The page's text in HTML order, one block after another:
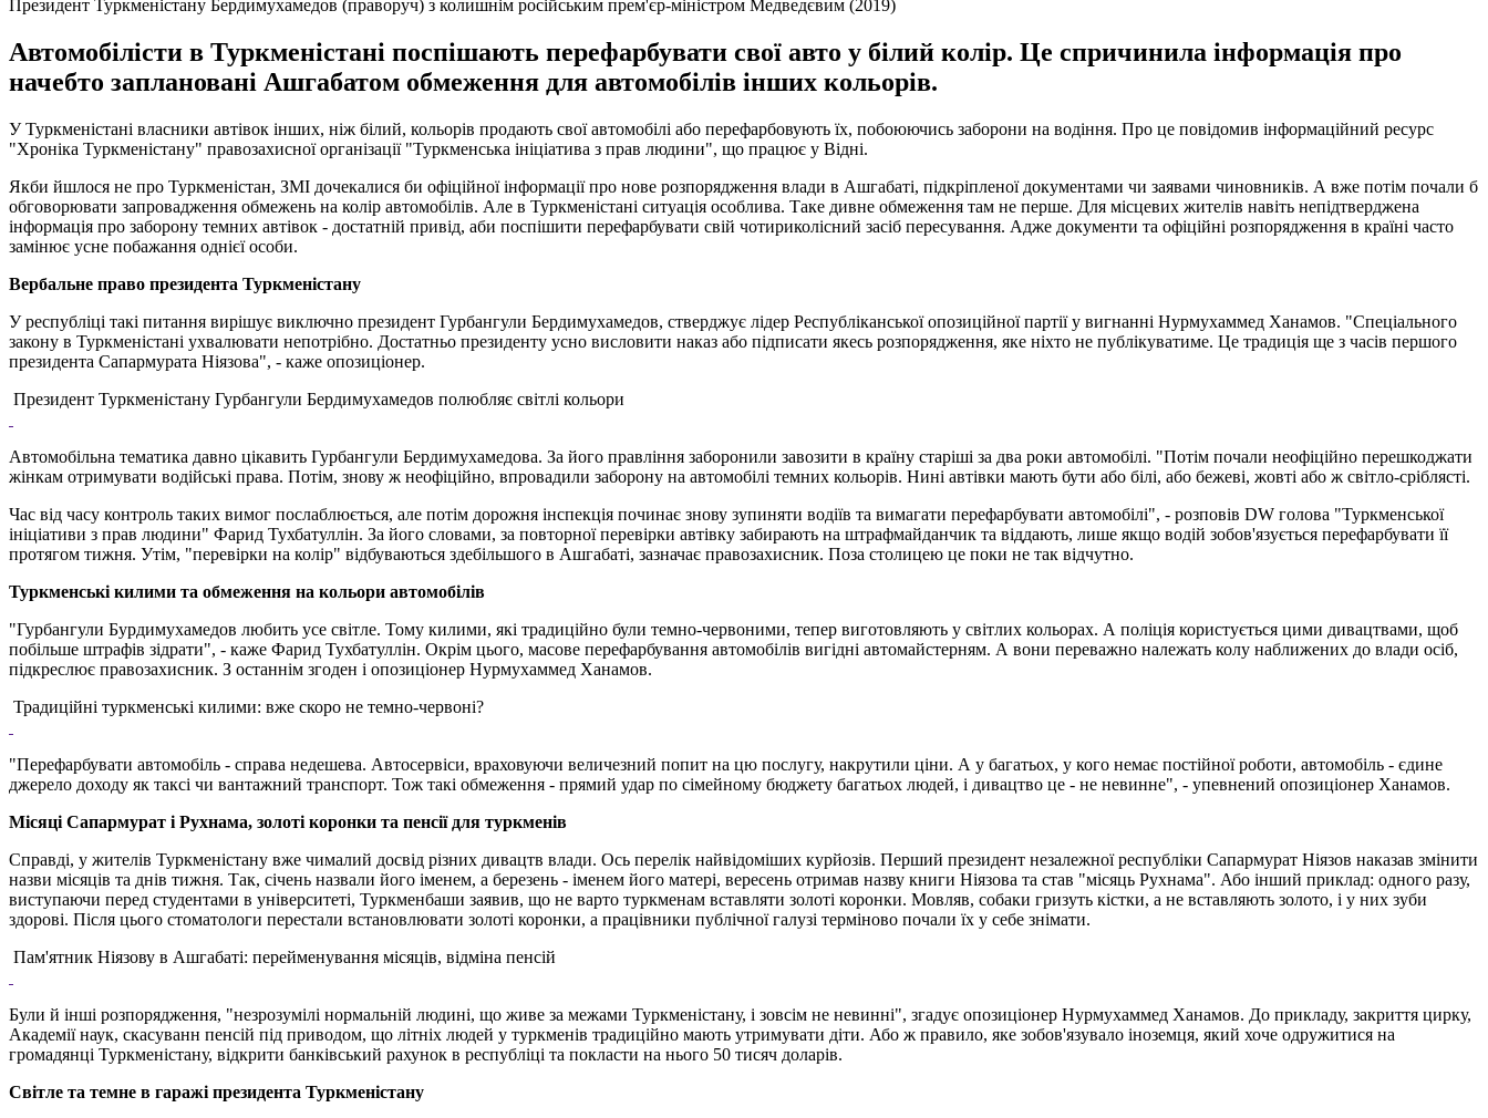
Президент Туркменістану Бердимухамедов (праворуч) з колишнім російським прем'єр-міністром Медведєвим (2019)
Автомобілісти в Туркменістані поспішають перефарбувати свої авто у білий колір. Це спричинила інформація про
начебто заплановані Ашгабатом обмеження для автомобілів інших кольорів.
У Туркменістані власники автівок інших, ніж білий, кольорів продають свої автомобілі або перефарбовують їх, побоюючись заборони на водіння. Про це повідомив інформаційний ресурс
"Хроніка Туркменістану" правозахисної організації "Туркменська ініціатива з прав людини", що працює у Відні.
Якби йшлося не про Туркменістан, ЗМІ дочекалися би офіційної інформації про нове розпорядження влади в Ашгабаті, підкріпленої документами чи заявами чиновників. А вже потім почали б
обговорювати запровадження обмежень на колір автомобілів. Але в Туркменістані ситуація особлива. Таке дивне обмеження там не перше. Для місцевих жителів навіть непідтверджена
інформація про заборону темних автівок - достатній привід, аби поспішити перефарбувати свій чотириколісний засіб пересування. Адже документи та офіційні розпорядження в країні часто
замінює усне побажання однієї особи.
Вербальне право президента Туркменістану
У республіці такі питання вирішує виключно президент Гурбангули Бердимухамедов, стверджує лідер Республіканської опозиційної партії у вигнанні Нурмухаммед Ханамов. "Спеціального
закону в Туркменістані ухвалювати непотрібно. Достатньо президенту усно висловити наказ або підписати якесь розпорядження, яке ніхто не публікуватиме. Це традиція ще з часів першого
президента Сапармурата Ніязова", - каже опозиціонер.
Президент Туркменістану Гурбангули Бердимухамедов полюбляє світлі кольори
Автомобільна тематика давно цікавить Гурбангули Бердимухамедова. За його правління заборонили завозити в країну старіші за два роки автомобілі. "Потім почали неофіційно перешкоджати
жінкам отримувати водійські права. Потім, знову ж неофіційно, впровадили заборону на автомобілі темних кольорів. Нині автівки мають бути або білі, або бежеві, жовті або ж світло-сріблясті.
Час від часу контроль таких вимог послаблюється, але потім дорожня інспекція починає знову зупиняти водіїв та вимагати перефарбувати автомобілі", - розповів DW голова "Туркменської
ініціативи з прав людини" Фарид Тухбатуллін. За його словами, за повторної перевірки автівку забирають на штрафмайданчик та віддають, лише якщо водій зобов'язується перефарбувати її
протягом тижня. Утім, "перевірки на колір" відбуваються здебільшого в Ашгабаті, зазначає правозахисник. Поза столицею це поки не так відчутно.
Туркменські килими та обмеження на кольори автомобілів
"Гурбангули Бурдимухамедов любить усе світле. Тому килими, які традиційно були темно-червоними, тепер виготовляють у світлих кольорах. А поліція користується цими дивацтвами, щоб
побільше штрафів зідрати", - каже Фарид Тухбатуллін. Окрім цього, масове перефарбування автомобілів вигідні автомайстерням. А вони переважно належать колу наближених до влади осіб,
підкреслює правозахисник. З останнім згоден і опозиціонер Нурмухаммед Ханамов.
Традиційні туркменські килими: вже скоро не темно-червоні?
"Перефарбувати автомобіль - справа недешева. Автосервіси, враховуючи величезний попит на цю послугу, накрутили ціни. А у багатьох, у кого немає постійної роботи, автомобіль - єдине
джерело доходу як таксі чи вантажний транспорт. Тож такі обмеження - прямий удар по сімейному бюджету багатьох людей, і дивацтво це - не невинне", - упевнений опозиціонер Ханамов.
Місяці Сапармурат і Рухнама, золоті коронки та пенсії для туркменів
Справді, у жителів Туркменістану вже чималий досвід різних дивацтв влади. Ось перелік найвідоміших курйозів. Перший президент незалежної республіки Сапармурат Ніязов наказав змінити
назви місяців та днів тижня. Так, січень назвали його іменем, а березень - іменем його матері, вересень отримав назву книги Ніязова та став "місяць Рухнама". Або інший приклад: одного разу,
виступаючи перед студентами в університеті, Туркменбаши заявив, що не варто туркменам вставляти золоті коронки. Мовляв, собаки гризуть кістки, а не вставляють золото, і у них зуби
здорові. Після цього стоматологи перестали встановлювати золоті коронки, а працівники публічної галузі терміново почали їх у себе знімати.
Пам'ятник Ніязову в Ашгабаті: перейменування місяців, відміна пенсій
Були й інші розпорядження, "незрозумілі нормальній людині, що живе за межами Туркменістану, і зовсім не невинні", згадує опозиціонер Нурмухаммед Ханамов. До прикладу, закриття цирку,
Академії наук, скасуванн пенсій під приводом, що літніх людей у туркменів традиційно мають утримувати діти. Або ж правило, яке зобов'язувало іноземця, який хоче одружитися на
громадянці Туркменістану, відкрити банківський рахунок в республіці та покласти на нього 50 тисяч доларів.
Світле та темне в гаражі президента Туркменістану